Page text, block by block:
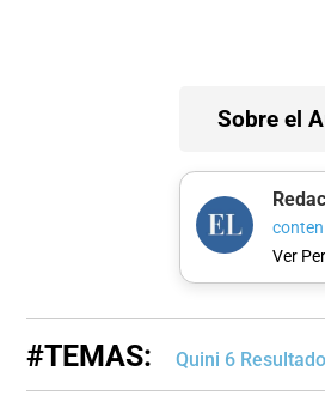
Sobre el
Ver
#TEMAS: Quini 6